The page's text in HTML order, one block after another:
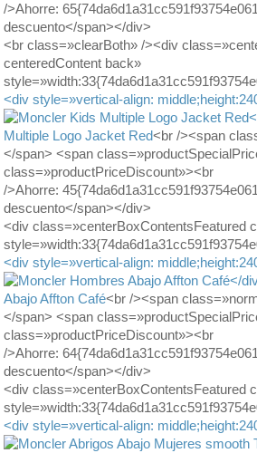
/>Ahorre:
descuento</span></div>
<br class=»clearBoth» /><div
centeredContent back»
<div style=»vertical-align:
Multiple Logo Jacket Red<br /><span
</span> <span
class=»productPriceDiscount»><br
/>Ahorre:
descuento</span></div>
<div class=»centerBoxContentsFeatured
<div style=»vertical-align:
</
Abajo Affton Café<br /><span
</span> <span
class=»productPriceDiscount»><br
/>Ahorre:
descuento</span></div>
<div class=»centerBoxContentsFeatured
<div style=»vertical-align: